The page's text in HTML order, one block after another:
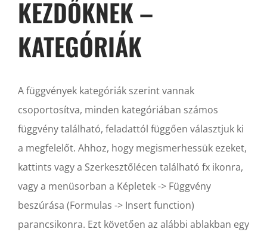
KEZDŐKNEK –
KATEGÓRIÁK
A függvények kategóriák szerint vannak
csoportosítva, minden kategóriában számos
függvény található, feladattól függően választjuk ki
a megfelelőt. Ahhoz, hogy megismerhessük ezeket,
kattints vagy a Szerkesztőlécen található fx ikonra,
vagy a menüsorban a Képletek -> Függvény
beszúrása (Formulas -> Insert function)
parancsikonra. Ezt követően az alábbi ablakban egy